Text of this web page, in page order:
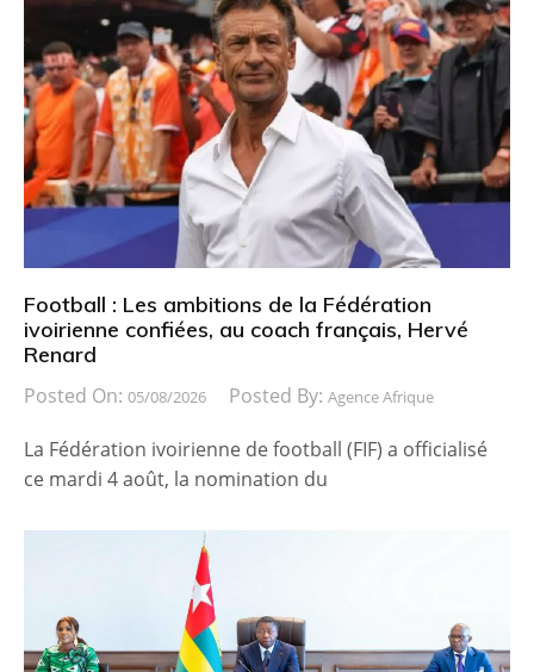
Football : Les ambitions de la Fédération
ivoirienne confiées, au coach français, Hervé
Renard
Posted On: 05/08/2026 Posted By: Agence Afrique
La Fédération ivoirienne de football (FIF) a officialisé
ce mardi 4 août, la nomination du